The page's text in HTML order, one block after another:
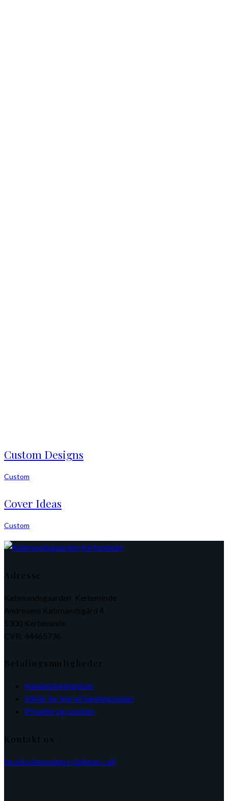
Custom Designs
Custom
Cover Ideas
Custom
Adresse
Købmandsgaarden Kerteminde
Andresens Købmandsgård 4
5300 Kerteminde
CVR: 44465736
Betalingsmuligheder
Handelsbetingelser
Vilkår for leje af Samlingsstuen
Privatliv og cookies
Kontakt os
facebookenvelope-2phone-call